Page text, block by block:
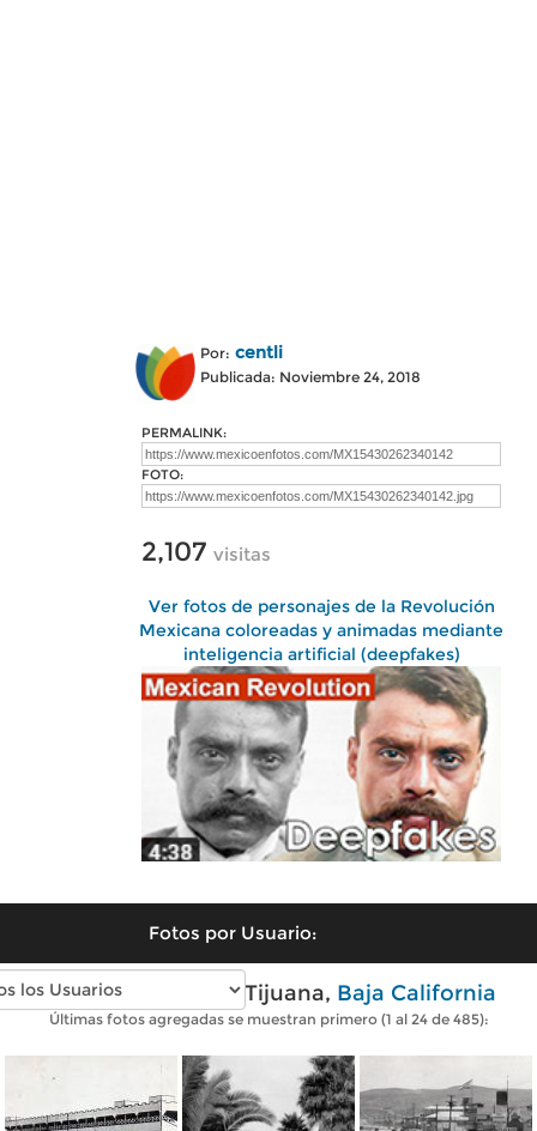
Por: centli
Publicada: Noviembre 24, 2018
PERMALINK:
FOTO:
2,107 visitas
Ver fotos de personajes de la Revolución
Mexicana coloreadas y animadas mediante
inteligencia artificial (deepfakes)
Fotos por Usuario:
Fotos antiguas de Tijuana, Baja California
Últimas fotos agregadas se muestran primero (1 al 24 de 485):